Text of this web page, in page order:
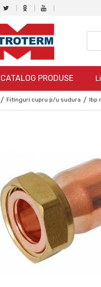
CATALOG PRODUSE
termo
climatizare
ventilare
gaz
instrumente
sanitare
/ Fitinguri cupru p/u sudura / Ibp